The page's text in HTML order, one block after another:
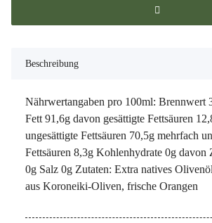
Beschreibung
Nährwertangaben pro 100ml: Brennwert
Fett 91,6g davon gesättigte Fettsäuren
ungesättigte Fettsäuren 70,5g mehrfach
Fettsäuren 8,3g Kohlenhydrate 0g
0g Salz 0g Zutaten: Extra natives
aus Koroneiki-Oliven, frische Orangen